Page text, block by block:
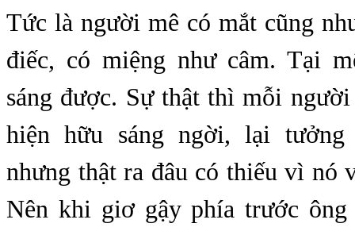
Tức là người mê có mắt cũng
điếc, có miệng như câm. Tại
sáng được. Sự thật thì mỗi
hiện hữu sáng ngời, lại
nhưng thật ra đâu có thiếu vì nó
Nên khi giơ gậy phía trước